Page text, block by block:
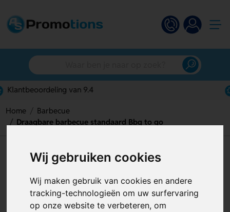
Wij gebruiken cookies
Wij maken gebruik van cookies en andere
tracking-technologieën om uw surfervaring
op onze website te verbeteren, om
Gratis digitaal ontwerp
Home
Barbecue
Draagbare barbecue standaard Bbq to go
Draagbare barbecue standaard
Bbq to go
Artikelnummer:126536